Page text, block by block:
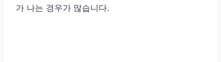
가 나는 경우가 많습니다.